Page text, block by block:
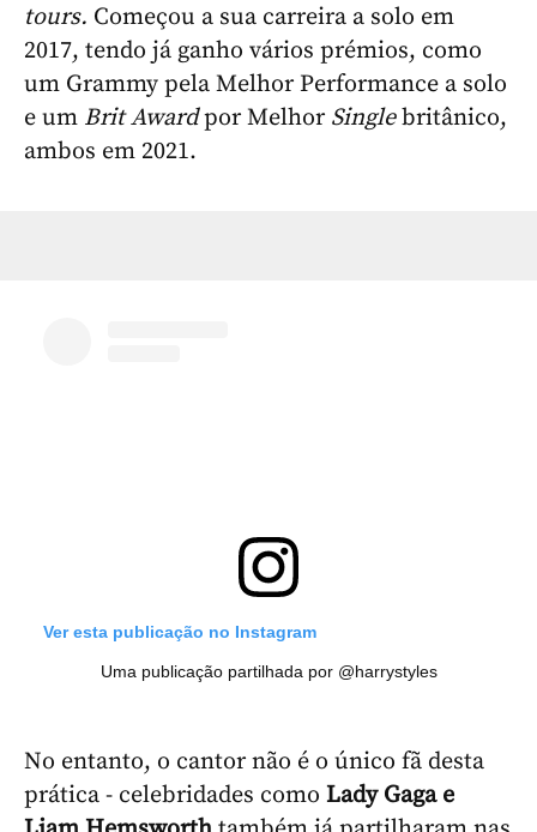
tours. Começou a sua carreira a solo em
2017, tendo já ganho vários prémios, como
um Grammy pela Melhor Performance a solo
e um Brit Awardpor Melhor Singlebritânico,
ambos em 2021.
Ver esta publicação no Instagram
Uma publicação partilhada por @harrystyles
No entanto, o cantor não é o único fã desta
prática - celebridades como Lady Gaga e